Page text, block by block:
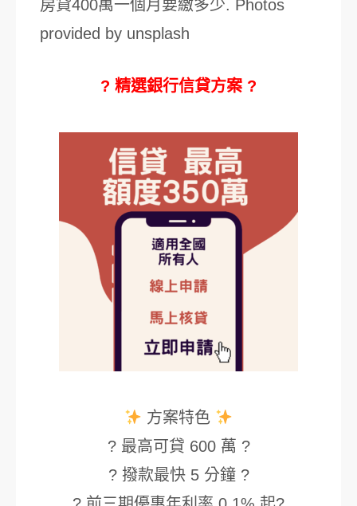
房貸400萬一個月要繳多少. Photos
provided by unsplash
? 精選銀行信貸方案 ?
方案特色
? 最高可貸 600 萬 ?
? 撥款最快 5 分鐘 ?